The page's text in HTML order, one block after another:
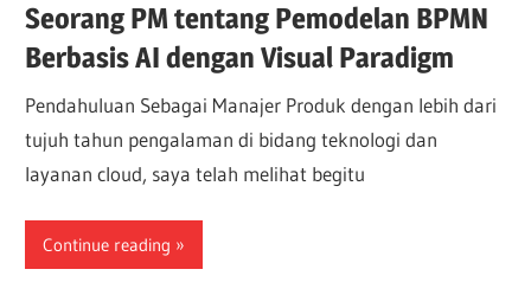
Seorang PM tentang Pemodelan BPMN
Berbasis AI dengan Visual Paradigm
Pendahuluan Sebagai Manajer Produk dengan lebih dari
tujuh tahun pengalaman di bidang teknologi dan
layanan cloud, saya telah melihat begitu
Continue reading